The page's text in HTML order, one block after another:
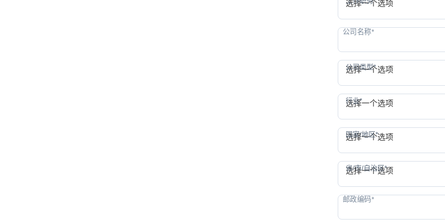
选择一个选项
公司类型*
选择一个选项
行业*
选择一个选项
国家/地区*
选择一个选项
省/市/自治区*
选择一个选项